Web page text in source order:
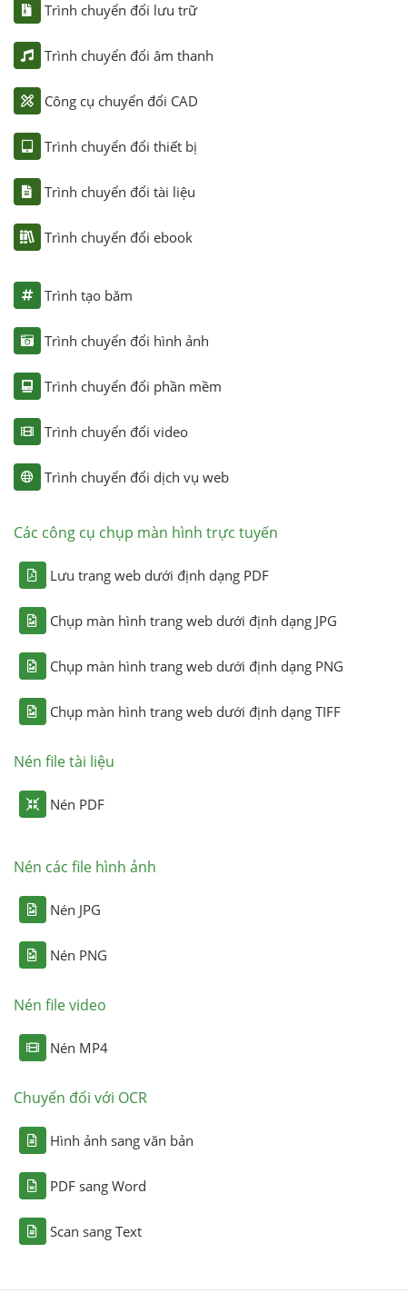
Trình chuyển đổi lưu trữ
Trình chuyển đổi âm thanh
Công cụ chuyển đổi CAD
Trình chuyển đổi thiết bị
Trình chuyển đổi tài liệu
Trình chuyển đổi ebook
Trình tạo băm
Trình chuyển đổi hình ảnh
Trình chuyển đổi phần mềm
Trình chuyển đổi video
Trình chuyển đổi dịch vụ web
Các công cụ chụp màn hình trực tuyến
Lưu trang web dưới định dạng PDF
Chụp màn hình trang web dưới định dạng JPG
Chụp màn hình trang web dưới định dạng PNG
Chụp màn hình trang web dưới định dạng TIFF
Nén file tài liệu
Nén PDF
Nén các file hình ảnh
Nén JPG
Nén PNG
Nén file video
Nén MP4
Chuyển đổi với OCR
Hình ảnh sang văn bản
PDF sang Word
Scan sang Text